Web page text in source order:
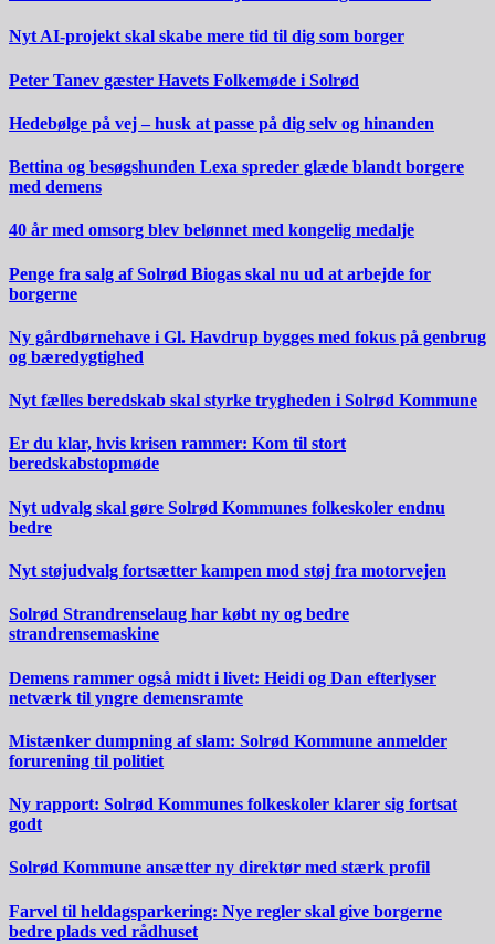
Nyt AI-projekt skal skabe mere tid til dig som borger
Peter Tanev gæster Havets Folkemøde i Solrød
Hedebølge på vej – husk at passe på dig selv og hinanden
Bettina og besøgshunden Lexa spreder glæde blandt borgere
med demens
40 år med omsorg blev belønnet med kongelig medalje
Penge fra salg af Solrød Biogas skal nu ud at arbejde for
borgerne
Ny gårdbørnehave i Gl. Havdrup bygges med fokus på genbrug
og bæredygtighed
Nyt fælles beredskab skal styrke trygheden i Solrød Kommune
Er du klar, hvis krisen rammer: Kom til stort
beredskabstopmøde
Nyt udvalg skal gøre Solrød Kommunes folkeskoler endnu
bedre
Nyt støjudvalg fortsætter kampen mod støj fra motorvejen
Solrød Strandrenselaug har købt ny og bedre
strandrensemaskine
Demens rammer også midt i livet: Heidi og Dan efterlyser
netværk til yngre demensramte
Mistænker dumpning af slam: Solrød Kommune anmelder
forurening til politiet
Ny rapport: Solrød Kommunes folkeskoler klarer sig fortsat
godt
Solrød Kommune ansætter ny direktør med stærk profil
Farvel til heldagsparkering: Nye regler skal give borgerne
bedre plads ved rådhuset